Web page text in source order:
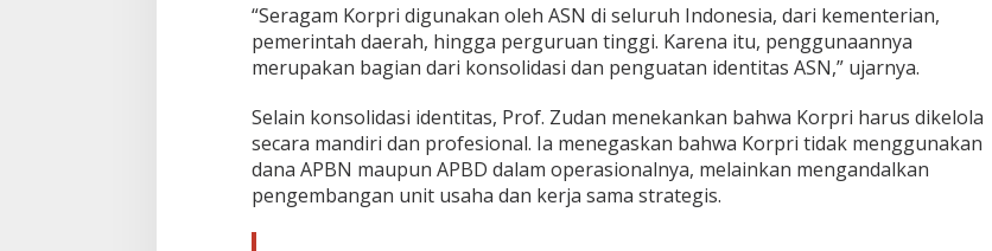
t
a
s
S
N
I
n
d
“Seragam Korpri digunakan oleh ASN di seluruh Indonesia, dari kementerian,
pemerintah daerah, hingga perguruan tinggi. Karena itu, penggunaannya
merupakan bagian dari konsolidasi dan penguatan identitas ASN,” ujarnya.
Selain konsolidasi identitas, Prof. Zudan menekankan bahwa Korpri harus dikelola
secara mandiri dan profesional. Ia menegaskan bahwa Korpri tidak menggunakan
dana APBN maupun APBD dalam operasionalnya, melainkan mengandalkan
pengembangan unit usaha dan kerja sama strategis.